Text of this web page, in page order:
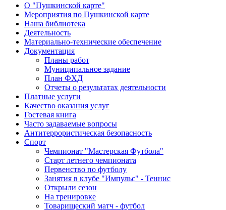
О "Пушкинской карте"
Мероприятия по Пушкинской карте
Наша библиотека
Деятельность
Материально-технические обеспечение
Документация
Планы работ
Муниципальное задание
План ФХД
Отчеты о результатах деятельности
Платные услуги
Качество оказания услуг
Гостевая книга
Часто задаваемые вопросы
Антитеррористическая безопасность
Спорт
Чемпионат "Мастерская Футбола"
Старт летнего чемпионата
Первенство по футболу
Занятия в клубе "Импульс" - Теннис
Открыли сезон
На тренировке
Товарищеский матч - футбол